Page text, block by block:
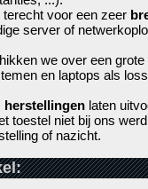
terecht voor een zeer
server of
we over een grote
en laptops als
herstellingen laten
toestel niet bij ons
of nazicht.